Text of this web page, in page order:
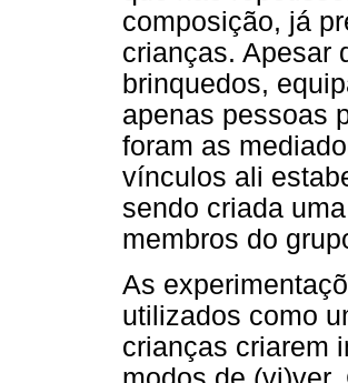
composição, já
crianças. Apesar
brinquedos,
apenas pessoas
foram as
vínculos ali
sendo criada
membros do
As
utilizados como
crianças criarem